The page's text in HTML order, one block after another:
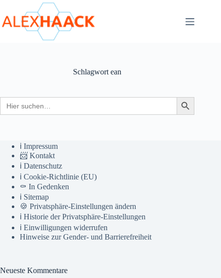
springen
Schlagwort ean
Search
for:
Search Button
ℹ️ Impressum
📨 Kontakt
ℹ️ Datenschutz
ℹ️ Cookie-Richtlinie (EU)
⚰️ In Gedenken
ℹ️ Sitemap
🍪 Privatsphäre-Einstellungen ändern
ℹ️ Historie der Privatsphäre-Einstellungen
ℹ️ Einwilligungen widerrufen
Hinweise zur Gender- und Barrierefreiheit
Neueste Kommentare